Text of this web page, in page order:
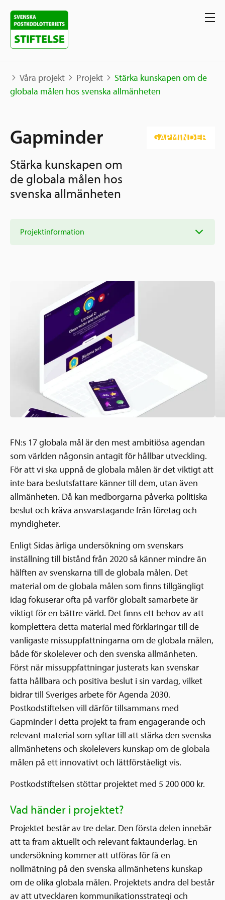
Projekt
Berättelser
Våra stöd
Sverige och övriga världen
Grannskapsinitiativet
Sök stöd
Ansökningsguide
Sverige och övriga världen
Grannskapsinitiativet
Verksamhetsberättelser & årsredovisningar
Medarbetare & styrelse
Nyheter & kalenderhändelser
Postkodlotteriet
Våra projekt Projekt
Stärka kunskapen om de
globala målen hos svenska allmänheten
Gapminder
Stärka kunskapen om
de globala målen hos
svenska allmänheten
Projektinformation
FN:s 17 globala mål är den mest ambitiösa agendan
som världen någonsin antagit för hållbar utveckling.
För att vi ska uppnå de globala målen är det viktigt att
inte bara beslutsfattare känner till dem, utan även
allmänheten. Då kan medborgarna påverka politiska
beslut och kräva ansvarstagande från företag och
myndigheter.
Enligt Sidas årliga undersökning om svenskars
inställning till bistånd från 2020 så känner mindre än
hälften av svenskarna till de globala målen. Det
material om de globala målen som finns tillgängligt
idag fokuserar ofta på varför globalt samarbete är
viktigt för en bättre värld. Det finns ett behov av att
komplettera detta material med förklaringar till de
vanligaste missuppfattningarna om de globala målen,
både för skolelever och den svenska allmänheten.
Först när missuppfattningar justerats kan svenskar
fatta hållbara och positiva beslut i sin vardag, vilket
bidrar till Sveriges arbete för Agenda 2030.
Postkodstiftelsen vill därför tillsammans med
Gapminder i detta projekt ta fram engagerande och
relevant material som syftar till att stärka den svenska
allmänhetens och skolelevers kunskap om de globala
målen på ett innovativt och lättförståeligt vis.
Postkodstiftelsen stöttar projektet med 5 200 000 kr.
Vad händer i projektet?
Projektet består av tre delar. Den första delen innebär
att ta fram aktuellt och relevant faktaunderlag. En
undersökning kommer att utföras för få en
nollmätning på den svenska allmänhetens kunskap
om de olika globala målen. Projektets andra del består
av att utvecklaren kommunikationsstrategi och